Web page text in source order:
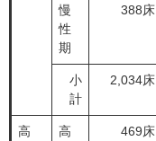
慢
性
期
388床
小
計
2,034床
高
高
469床